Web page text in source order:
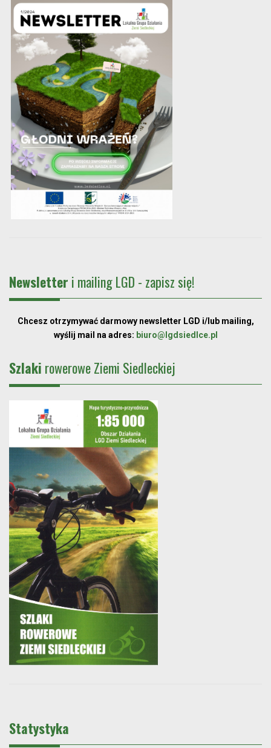
Newsletter i mailing LGD - zapisz się!
Chcesz otrzymywać darmowy newsletter LGD i/lub mailing,
wyślij mail na adres: biuro@lgdsiedlce.pl
Szlaki rowerowe Ziemi Siedleckiej
Statystyka